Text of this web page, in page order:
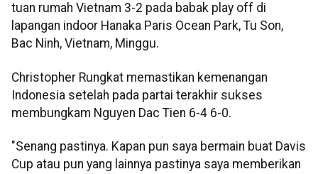
tuan rumah Vietnam 3-2 pada babak play off di
lapangan indoor Hanaka Paris Ocean Park, Tu Son,
Bac Ninh, Vietnam, Minggu.
Christopher Rungkat memastikan kemenangan
Indonesia setelah pada partai terakhir sukses
membungkam Nguyen Dac Tien 6-4 6-0.
"Senang pastinya. Kapan pun saya bermain buat Davis
Cup atau pun yang lainnya pastinya saya memberikan